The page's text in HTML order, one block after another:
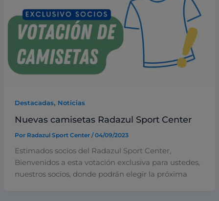
Destacadas, Noticias
Nuevas camisetas Radazul Sport Center
Por Radazul Sport Center /04/09/2023
Estimados socios del Radazul Sport Center,
Bienvenidos a esta votación exclusiva para ustedes,
nuestros socios, donde podrán elegir la próxima